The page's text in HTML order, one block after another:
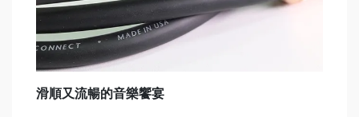
滑順又流暢的音樂饗宴